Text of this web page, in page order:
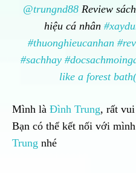
@trungnd88 Review
hiệu cá nhân
#thuonghieucanhan
#sachhay
like a forest
Mình là Đình Trung, rất
Bạn có thể kết nối với
Trung nhé